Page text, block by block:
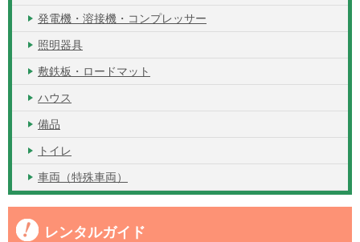
発電機・溶接機・コンプレッサー
照明器具
敷鉄板・ロードマット
ハウス
備品
トイレ
車両（特殊車両）
レンタルガイド